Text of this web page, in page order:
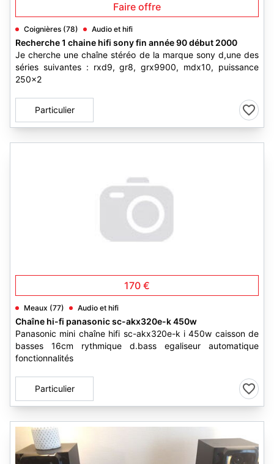
Faire offre
Coignières (78) Audio et hifi
Recherche 1 chaine hifi sony fin année 90 début 2000
Je cherche une chaîne stéréo de la marque sony d,une des
séries suivantes : rxd9, gr8, grx9900, mdx10, puissance
250×2
Particulier
170 €
Meaux (77) Audio et hifi
Chaîne hi-fi panasonic sc-akx320e-k 450w
Panasonic mini chaîne hifi sc-akx320e-k i 450w caisson de
basses 16cm rythmique d.bass egaliseur automatique
fonctionnalités
Particulier